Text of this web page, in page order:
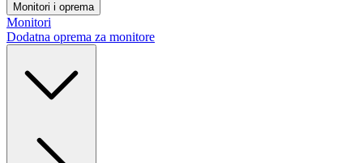
Monitori i oprema
Monitori
Dodatna oprema za monitore